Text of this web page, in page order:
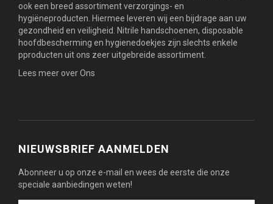
ook een breed assortiment verzorgings- en
hygiëneproducten. Hiermee leveren wij een bijdrage aan uw
gezondheid en veiligheid. Nitrile handschoenen, disposable
hoofdbescherming en hygienedoekjes zijn slechts enkele
pproducten uit ons zeer uitgebreide assortiment.
Lees meer over Ons
NIEUWSBRIEF AANMELDEN
Abonneer u op onze e-mail en wees de eerste die onze
speciale aanbiedingen weten!